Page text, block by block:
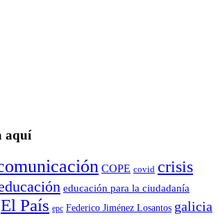
aquí
COPE covid crisis
educación para la ciudadaní­a
El País epc Federico Jiménez Losantos galicia